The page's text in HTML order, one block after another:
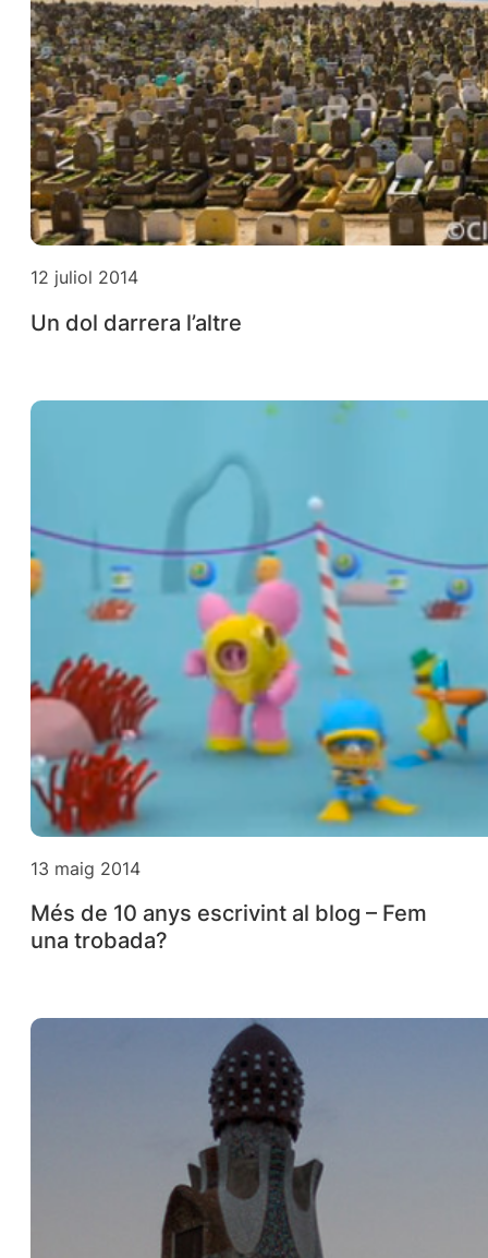
12 juliol 2014
Un dol darrera l’altre
13 maig 2014
Més de 10 anys escrivint al blog – Fem
una trobada?